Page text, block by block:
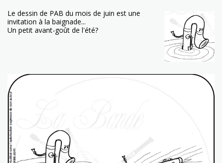
Le dessin de PAB du mois de juin est une
invitation à la baignade...
Un petit avant-goût de l'été?